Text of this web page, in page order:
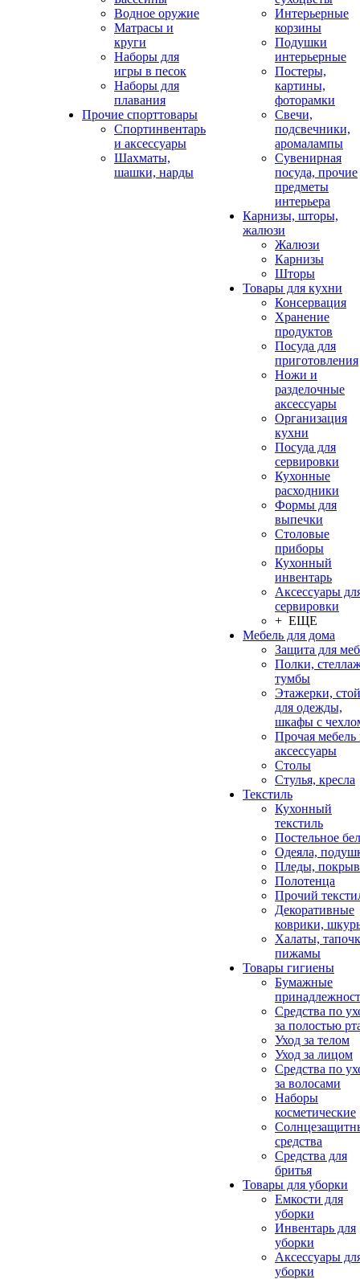
Водное оружие
Матрасы и
круги
Наборы для
игры в песок
Наборы для
плавания
Прочие спорттовары
Спортинвентарь
и аксессуары
Шахматы,
шашки, нарды
Интерьерные
корзины
Подушки
интерьерные
Постеры,
картины,
фоторамки
Свечи,
подсвечники,
аромалампы
Сувенирная
посуда, прочие
предметы
интерьера
Карнизы, шторы,
жалюзи
Жалюзи
Карнизы
Шторы
Товары для кухни
Консервация
Хранение
продуктов
Посуда для
приготовления
Ножи и
разделочные
аксессуары
Организация
кухни
Посуда для
сервировки
Кухонные
расходники
Формы для
выпечки
Столовые
приборы
Кухонный
инвентарь
Аксессуары
сервировки
+ ЕЩЕ
Мебель для дома
Защита для
Полки,
тумбы
Этажерки,
для одежды,
шкафы с
Прочая мебель
аксессуары
Столы
Стулья, кресла
Текстиль
Кухонный
текстиль
Постельное
Одеяла,
Пледы,
Полотенца
Прочий
Декоративные
коврики,
Халаты,
пижамы
Товары гигиены
Бумажные
Средства по
за полостью
Уход за телом
Уход за лицом
Средства по
за волосами
Наборы
косметические
средства
Средства для
бритья
Товары для уборки
Емкости для
уборки
Инвентарь для
уборки
Аксессуары
уборки